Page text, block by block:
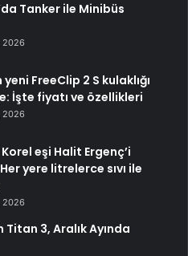
Tanker ile Minibüs
2026
yeni FreeClip 2 S kulaklığı
İşte fiyatı ve özellikleri
2026
eşi Halit Ergenç’i
yere litrelerce sıvı ile
2026
3, Aralık Ayında